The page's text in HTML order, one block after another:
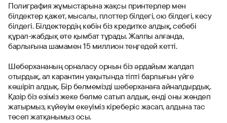
Полиграфия жұмыстарына жақсы принтерлер мен
білдектер қажет, мысалы, плоттер білдегі, ою білдегі, кесу
білдегі. Білдектердің көбін біз кредитке алдық, себебі
құрал-жабдық өте қымбат тұрады. Жалпы алғанда,
барлығына шамамен 15 миллион теңгедей кетті.
Шеберхананың орналасу орнын біз әрдайым жалдап
отырдық, ал карантин уақытында тіпті барлығын үйге
көшіріп алдық. Бір бөлмемізді шеберханаға айналдырдық.
Қазір біз өзіміз жеке бөлме сатып алдық, енді оны жөндеп
жатырмыз, күйеуім екеуіміз кіреберіс жасап, алдына тас
төсеп жатқанымыз осы.